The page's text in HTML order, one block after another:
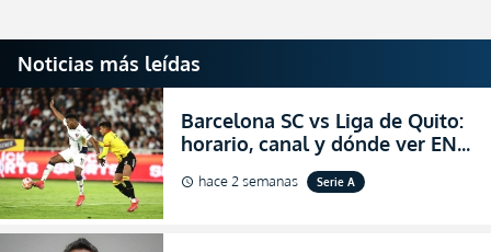
Noticias más leídas
Barcelona SC vs Liga de Quito:
horario, canal y dónde ver EN
VIVO la Fecha 22 de la LigaPro
2026
schedule hace 2 semanas Serie A